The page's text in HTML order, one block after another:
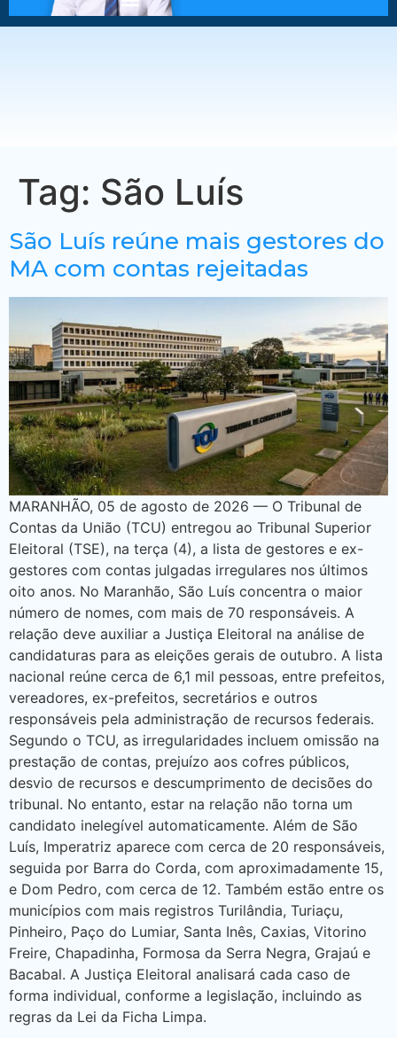
Tag: São Luís
São Luís reúne mais gestores do
MA com contas rejeitadas
MARANHÃO, 05 de agosto de 2026 — O Tribunal de
Contas da União (TCU) entregou ao Tribunal Superior
Eleitoral (TSE), na terça (4), a lista de gestores e ex-
gestores com contas julgadas irregulares nos últimos
oito anos. No Maranhão, São Luís concentra o maior
número de nomes, com mais de 70 responsáveis. A
relação deve auxiliar a Justiça Eleitoral na análise de
candidaturas para as eleições gerais de outubro. A lista
nacional reúne cerca de 6,1 mil pessoas, entre prefeitos,
vereadores, ex-prefeitos, secretários e outros
responsáveis pela administração de recursos federais.
Segundo o TCU, as irregularidades incluem omissão na
prestação de contas, prejuízo aos cofres públicos,
desvio de recursos e descumprimento de decisões do
tribunal. No entanto, estar na relação não torna um
candidato inelegível automaticamente. Além de São
Luís, Imperatriz aparece com cerca de 20 responsáveis,
seguida por Barra do Corda, com aproximadamente 15,
e Dom Pedro, com cerca de 12. Também estão entre os
municípios com mais registros Turilândia, Turiaçu,
Pinheiro, Paço do Lumiar, Santa Inês, Caxias, Vitorino
Freire, Chapadinha, Formosa da Serra Negra, Grajaú e
Bacabal. A Justiça Eleitoral analisará cada caso de
forma individual, conforme a legislação, incluindo as
regras da Lei da Ficha Limpa.